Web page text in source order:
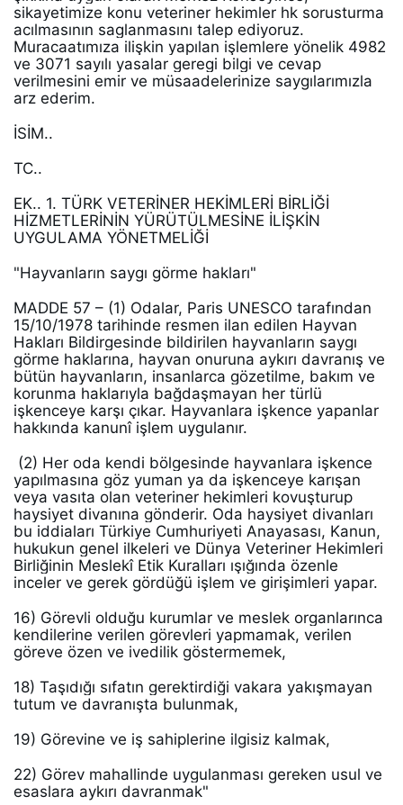
sikayetimize konu veteriner hekimler hk sorusturma
acılmasının saglanmasını talep ediyoruz.
Muracaatımıza ilişkin yapılan işlemlere yönelik 4982
ve 3071 sayılı yasalar geregi bilgi ve cevap
verilmesini emir ve müsaadelerinize saygılarımızla
arz ederim.
İSİM..
TC..
EK.. 1. TÜRK VETERİNER HEKİMLERİ BİRLİĞİ
HİZMETLERİNİN YÜRÜTÜLMESİNE İLİŞKİN
UYGULAMA YÖNETMELİĞİ
"Hayvanların saygı görme hakları"
MADDE 57 – (1) Odalar, Paris UNESCO tarafından
15/10/1978 tarihinde resmen ilan edilen Hayvan
Hakları Bildirgesinde bildirilen hayvanların saygı
görme haklarına, hayvan onuruna aykırı davranış ve
bütün hayvanların, insanlarca gözetilme, bakım ve
korunma haklarıyla bağdaşmayan her türlü
işkenceye karşı çıkar. Hayvanlara işkence yapanlar
hakkında kanunî işlem uygulanır.
(2) Her oda kendi bölgesinde hayvanlara işkence
yapılmasına göz yuman ya da işkenceye karışan
veya vasıta olan veteriner hekimleri kovuşturup
haysiyet divanına gönderir. Oda haysiyet divanları
bu iddiaları Türkiye Cumhuriyeti Anayasası, Kanun,
hukukun genel ilkeleri ve Dünya Veteriner Hekimleri
Birliğinin Meslekî Etik Kuralları ışığında özenle
inceler ve gerek gördüğü işlem ve girişimleri yapar.
16) Görevli olduğu kurumlar ve meslek organlarınca
kendilerine verilen görevleri yapmamak, verilen
göreve özen ve ivedilik göstermemek,
18) Taşıdığı sıfatın gerektirdiği vakara yakışmayan
tutum ve davranışta bulunmak,
19) Görevine ve iş sahiplerine ilgisiz kalmak,
22) Görev mahallinde uygulanması gereken usul ve
esaslara aykırı davranmak"